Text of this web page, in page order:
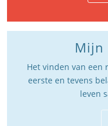
Mijn
Het vinden van een
eerste en tevens
leven